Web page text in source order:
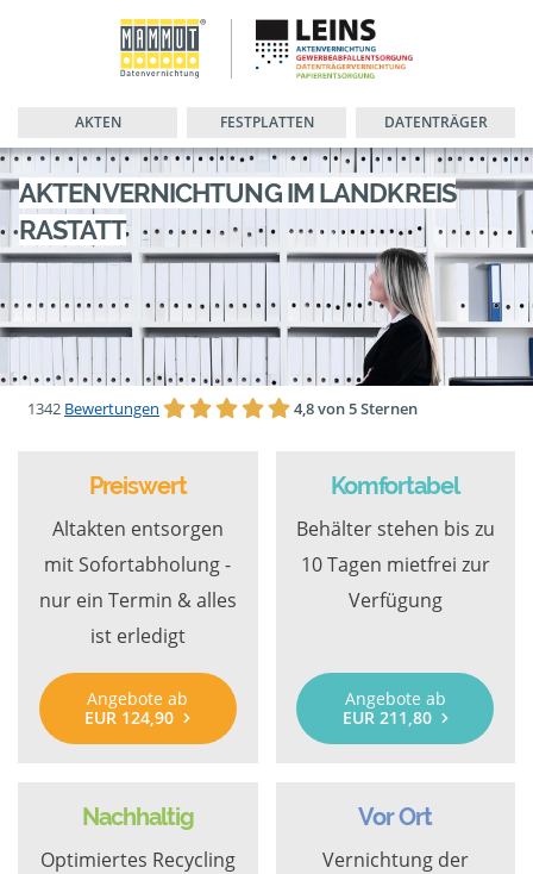
AKTEN FESTPLATTEN DATENTRÄGER
AKTENVERNICHTUNG IM LANDKREIS
RASTATT
1342 Bewertungen 4,8 von 5 Sternen
Preiswert
Altakten entsorgen
mit Sofortabholung -
nur ein Termin & alles
ist erledigt
Angebote ab
EUR 124,90
Komfortabel
Behälter stehen bis zu
10 Tagen mietfrei zur
Verfügung
Angebote ab
EUR 211,80
Nachhaltig
Optimiertes Recycling
Vor Ort
Vernichtung der